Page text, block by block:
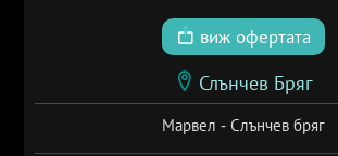
виж офертата
Слънчев Бряг
Марвел - Слънчев бряг